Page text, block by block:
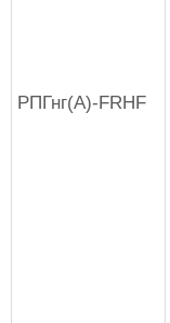
РПГнг(А)-FRHF